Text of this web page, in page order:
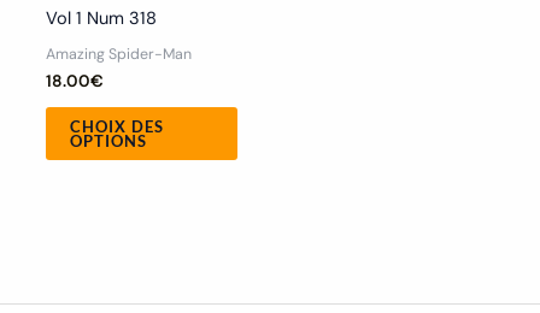
Vol 1 Num 318
Amazing Spider-Man
18.00€
CHOIX DES
OPTIONS